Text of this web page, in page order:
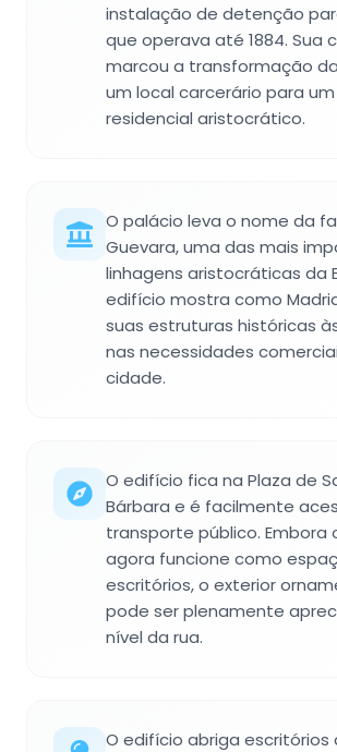
instalação de detenção
que operava até 1884. Sua
marcou a transformação
um local carcerário para
residencial aristocrático.
O palácio leva o nome da
Guevara, uma das mais
linhagens aristocráticas da
edifício mostra como
suas estruturas históricas
nas necessidades
cidade.
O edifício fica na Plaza de
Bárbara e é facilmente
transporte público. Embora
agora funcione como
escritórios, o exterior
pode ser plenamente
nível da rua.
O edifício abriga escritórios